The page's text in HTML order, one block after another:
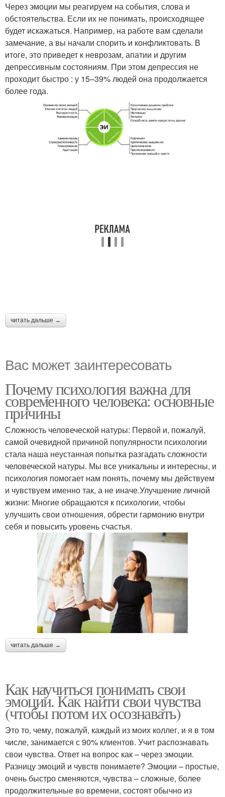
Через эмоции мы реагируем на события, слова и
обстоятельства. Если их не понимать, происходящее
будет искажаться. Например, на работе вам сделали
замечание, а вы начали спорить и конфликтовать. В
итоге, это приведет к неврозам, апатии и другим
депрессивным состояниям. При этом депрессия не
проходит быстро : у 15–39% людей она продолжается
более года.
читать дальше →
Вас может заинтересовать
Почему психология важна для
современного человека: основные
причины
Сложность человеческой натуры: Первой и, пожалуй,
самой очевидной причиной популярности психологии
стала наша неустанная попытка разгадать сложности
человеческой натуры. Мы все уникальны и интересны, и
психология помогает нам понять, почему мы действуем
и чувствуем именно так, а не иначе.Улучшение личной
жизни: Многие обращаются к психологии, чтобы
улучшить свои отношения, обрести гармонию внутри
себя и повысить уровень счастья.
читать дальше →
Как научиться понимать свои
эмоции. Как найти свои чувства
(чтобы потом их осознавать)
Это то, чему, пожалуй, каждый из моих коллег, и я в том
числе, занимается с 90% клиентов. Учит распознавать
свои чувства. Ответ на вопрос как – через эмоции.
Разницу эмоций и чувств понимаете? Эмоции – простые,
очень быстро сменяются, чувства – сложные, более
продолжительные во времени, состоят обычно из